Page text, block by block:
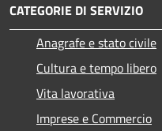
CATEGORIE DI SERVIZIO
Anagrafe e stato civile
Cultura e tempo libero
Vita lavorativa
Imprese e Commercio